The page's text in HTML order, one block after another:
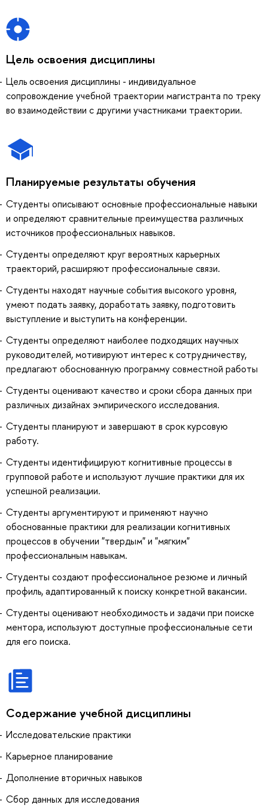
Цель освоения дисциплины
Цель освоения дисциплины - индивидуальное
сопровождение учебной траектории магистранта по треку
во взаимодействии с другими участниками траектории.
Планируемые результаты обучения
Студенты описывают основные профессиональные навыки
и определяют сравнительные преимущества различных
источников профессиональных навыков.
Студенты определяют круг вероятных карьерных
траекторий, расширяют профессиональные связи.
Студенты находят научные события высокого уровня,
умеют подать заявку, доработать заявку, подготовить
выступление и выступить на конференции.
Студенты определяют наиболее подходящих научных
руководителей, мотивируют интерес к сотрудничеству,
предлагают обоснованную программу совместной работы
Студенты оценивают качество и сроки сбора данных при
различных дизайнах эмпирического исследования.
Студенты планируют и завершают в срок курсовую
работу.
Студенты идентифицируют когнитивные процессы в
групповой работе и используют лучшие практики для их
успешной реализации.
Студенты аргументируют и применяют научно
обоснованные практики для реализации когнитивных
процессов в обучении "твердым" и "мягким"
профессиональным навыкам.
Студенты создают профессиональное резюме и личный
профиль, адаптированный к поиску конкретной вакансии.
Студенты оценивают необходимость и задачи при поиске
ментора, используют доступные профессиональные сети
для его поиска.
Содержание учебной дисциплины
Исследовательские практики
Карьерное планирование
Дополнение вторичных навыков
Сбор данных для исследования